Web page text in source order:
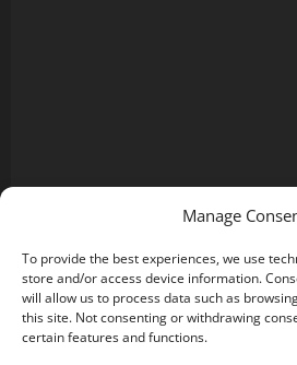
Manage
To provide the best experiences, we use
store and/or access device information.
will allow us to process data such as
this site. Not consenting or withdrawing
certain features and functions.